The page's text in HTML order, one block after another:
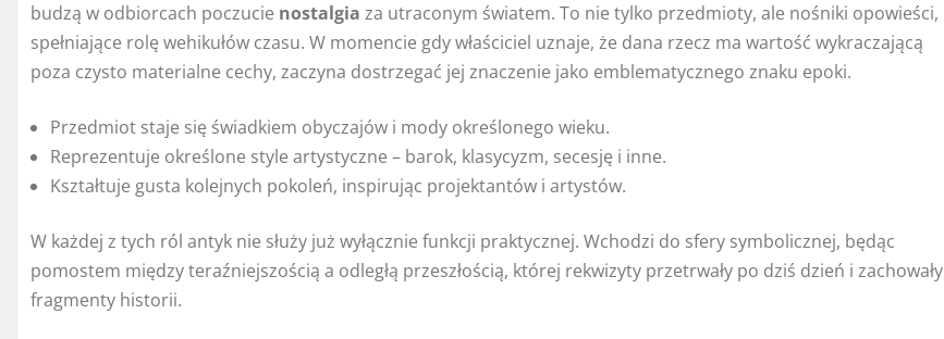
budzą w odbiorcach poczucie nostalgia za utraconym światem. To nie tylko przedmioty, ale nośniki opowieści,
spełniające rolę wehikułów czasu. W momencie gdy właściciel uznaje, że dana rzecz ma wartość wykraczającą
poza czysto materialne cechy, zaczyna dostrzegać jej znaczenie jako emblematycznego znaku epoki.
Przedmiot staje się świadkiem obyczajów i mody określonego wieku.
Reprezentuje określone style artystyczne – barok, klasycyzm, secesję i inne.
Kształtuje gusta kolejnych pokoleń, inspirując projektantów i artystów.
W każdej z tych ról antyk nie służy już wyłącznie funkcji praktycznej. Wchodzi do sfery symbolicznej, będąc
pomostem między teraźniejszością a odległą przeszłością, której rekwizyty przetrwały po dziś dzień i zachowały
fragmenty historii.